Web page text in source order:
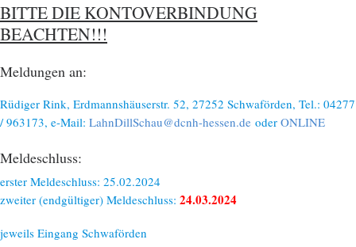
BITTE DIE KONTOVERBINDUNG
BEACHTEN!!!
Meldungen an:
Rüdiger Rink, Erdmannshäuserstr. 52, 27252 Schwaförden, Tel.: 04277
/ 963173, e-Mail: LahnDillSchau@dcnh-hessen.de oder ONLINE
Meldeschluss:
erster Meldeschluss: 25.02.2024
zweiter (endgültiger) Meldeschluss: 24.03.2024
jeweils Eingang Schwaförden